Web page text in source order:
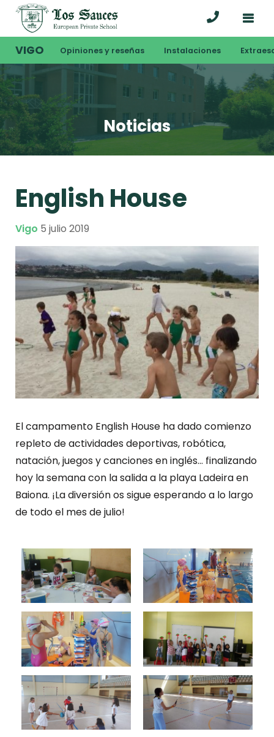
VIGO Opiniones y reseñas Instalaciones
Noticias
English House
Vigo 5 julio 2019
El campamento English House ha dado comienzo
repleto de actividades deportivas, robótica,
natación, juegos y canciones en inglés… finalizando
hoy la semana con la salida a la playa Ladeira en
Baiona. ¡La diversión os sigue esperando a lo largo
de todo el mes de julio!